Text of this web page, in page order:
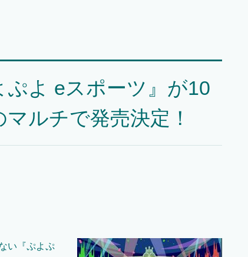
ぷよ eスポーツ』が10
ルチで発売決定！
い『ぷよぷ